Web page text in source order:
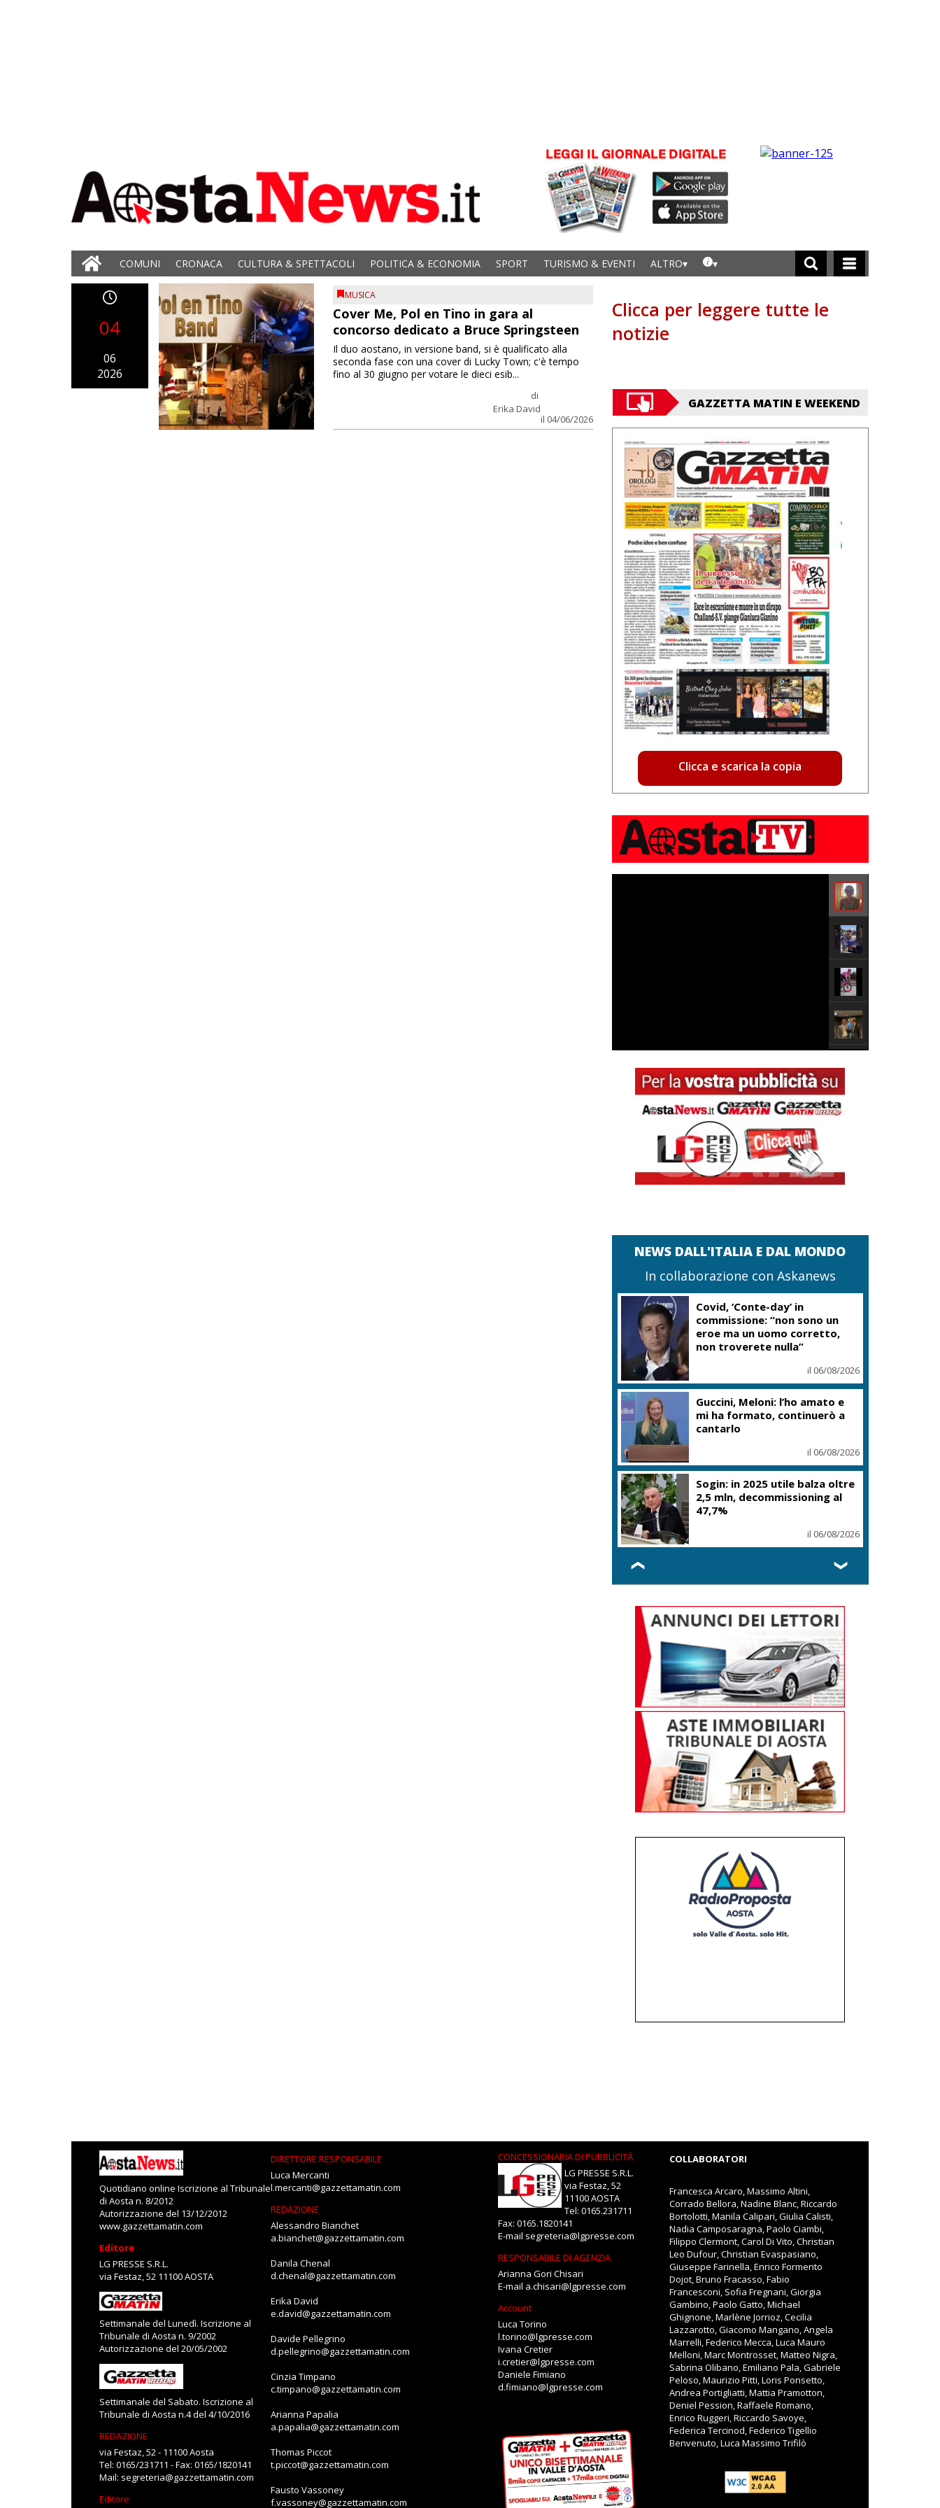
COMUNI CRONACA CULTURA & SPETTACOLI POLITICA & ECONOMIA SPORT TURISMO & EVENTI ALTRO
04
06
2026
MUSICA
Cover Me, Pol en Tino in gara al
concorso dedicato a Bruce Springsteen
di
Erika David
il 04/06/2026
Il duo aostano, in versione band, si è qualificato alla
seconda fase con una cover di Lucky Town; c'è tempo
fino al 30 giugno per votare le dieci esib...
Clicca per leggere tutte le
notizie
GAZZETTA MATIN E WEEKEND
Clicca e scarica la copia
NEWS DALL'ITALIA E DAL MONDO
In collaborazione con Askanews
Covid, ‘Conte-day’ in
commissione: “non sono un
eroe ma un uomo corretto,
non troverete nulla”
il 06/08/2026
Guccini, Meloni: l’ho amato e
mi ha formato, continuerò a
cantarlo
il 06/08/2026
Sogin: in 2025 utile balza oltre
2,5 mln, decommissioning al
47,7%
il 06/08/2026
❮ ❯
Quotidiano online Iscrizione al Tribunale
di Aosta n. 8/2012
Autorizzazione del 13/12/2012
www.gazzettamatin.com
Editore
LG PRESSE S.R.L.
via Festaz, 52 11100 AOSTA
Settimanale del Lunedì. Iscrizione al
Tribunale di Aosta n. 9/2002
Autorizzazione del 20/05/2002
Settimanale del Sabato. Iscrizione al
Tribunale di Aosta n.4 del 4/10/2016
REDAZIONE
via Festaz, 52 - 11100 Aosta
Tel: 0165/231711 - Fax: 0165/1820141
Mail: segreteria@gazzettamatin.com
Editore
DIRETTORE RESPONSABILE
Luca Mercanti
l.mercanti@gazzettamatin.com
REDAZIONE
Alessandro Bianchet
a.bianchet@gazzettamatin.com
Danila Chenal
d.chenal@gazzettamatin.com
Erika David
e.david@gazzettamatin.com
Davide Pellegrino
d.pellegrino@gazzettamatin.com
Cinzia Timpano
c.timpano@gazzettamatin.com
Arianna Papalia
a.papalia@gazzettamatin.com
Thomas Piccot
t.piccot@gazzettamatin.com
Fausto Vassoney
f.vassoney@gazzettamatin.com
CONCESSIONARIA DI PUBBLICITÀ
LG PRESSE S.R.L.
via Festaz, 52
11100 AOSTA
Tel: 0165.231711
Fax: 0165.1820141
E-mail segreteria@lgpresse.com
RESPONSABILE DI AGENZIA
Arianna Gori Chisari
E-mail a.chisari@lgpresse.com
Account
Luca Torino
l.torino@lgpresse.com
Ivana Cretier
i.cretier@lgpresse.com
Daniele Fimiano
d.fimiano@lgpresse.com
COLLABORATORI
Francesca Arcaro, Massimo Altini,
Corrado Bellora, Nadine Blanc, Riccardo
Bortolotti, Manila Calipari, Giulia Calisti,
Nadia Camposaragna, Paolo Ciambi,
Filippo Clermont, Carol Di Vito, Christian
Leo Dufour, Christian Evaspasiano,
Giuseppe Farinella, Enrico Formento
Dojot, Bruno Fracasso, Fabio
Francesconi, Sofia Fregnani, Giorgia
Gambino, Paolo Gatto, Michael
Ghignone, Marlène Jorrioz, Cecilia
Lazzarotto, Giacomo Mangano, Angela
Marrelli, Federico Mecca, Luca Mauro
Melloni, Marc Montrosset, Matteo Nigra,
Sabrina Olibano, Emiliano Pala, Gabriele
Peloso, Maurizio Pitti, Loris Ponsetto,
Andrea Portigliatti, Mattia Pramotton,
Deniel Pession, Raffaele Romano,
Enrico Ruggeri, Riccardo Savoye,
Federica Tercinod, Federico Tigellio
Benvenuto, Luca Massimo Trifilò